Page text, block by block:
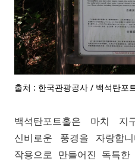
출처 : 한국관광공사 / 백석탄포
백석탄포트홀은 마치
신비로운 풍경을 자랑합
작용으로 만들어진 독특